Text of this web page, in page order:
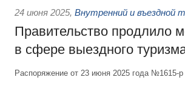
24 июня 2025, Внутренний и въездной
Правительство продлило
в сфере выездного
Распоряжение от 23 июня 2025 года №1615-р